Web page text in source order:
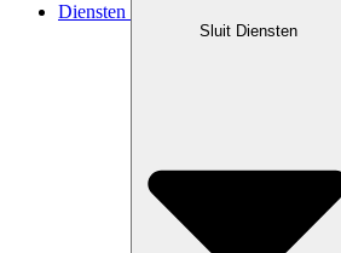
Diensten
Sluit Diensten